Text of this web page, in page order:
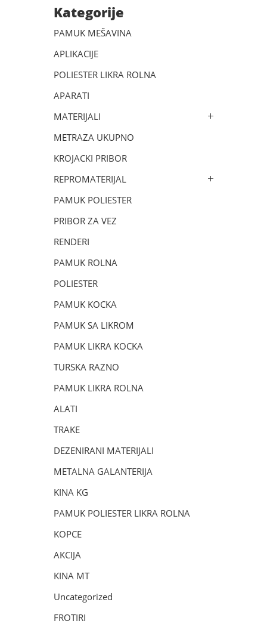
Kategorije
PAMUK MEŠAVINA
APLIKACIJE
POLIESTER LIKRA ROLNA
APARATI
MATERIJALI
METRAZA UKUPNO
KROJACKI PRIBOR
REPROMATERIJAL
PAMUK POLIESTER
PRIBOR ZA VEZ
RENDERI
PAMUK ROLNA
POLIESTER
PAMUK KOCKA
PAMUK SA LIKROM
PAMUK LIKRA KOCKA
TURSKA RAZNO
PAMUK LIKRA ROLNA
ALATI
TRAKE
DEZENIRANI MATERIJALI
METALNA GALANTERIJA
KINA KG
PAMUK POLIESTER LIKRA ROLNA
KOPCE
AKCIJA
KINA MT
Uncategorized
FROTIRI